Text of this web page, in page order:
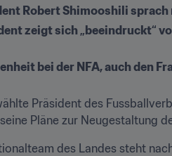
Robert Shimooshili
zeigt sich „beeindruckt“
bei der NFA, auch den
Präsident des
Pläne zur Neugestaltung
des Landes steht